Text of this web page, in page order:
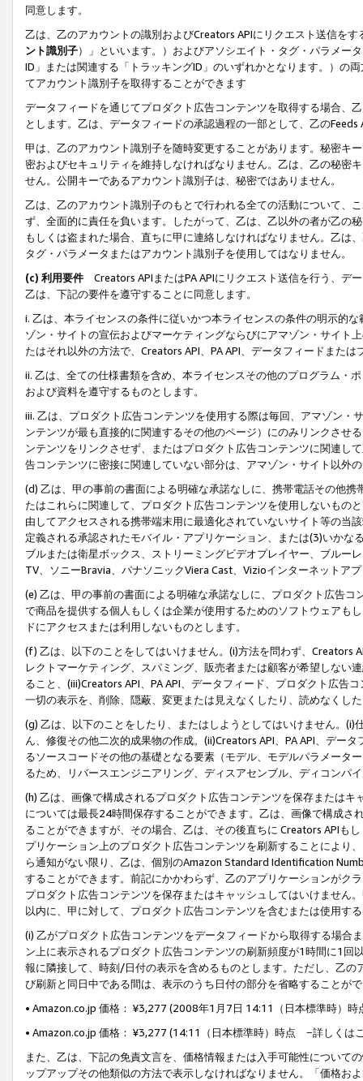
同意します。
乙は、乙のアカウントの識別およびCreators APIにリクエスト送信を
ント識別子）」といいます。）およびアソシエイト・タグ・パラメー
ID」または関連する「トラッキングID」のいずれかとなります。）の
てアカウント識別子を取得することができます
データフィードを通じてプロダクト広告コンテンツを取得する場合、
とします。乙は、データフィードの承認過程の一部として、乙の
甲は、乙のアカウント識別子を随時変更することがあります。秘密キ
密およびセキュリティを維持しなければなりません。乙は、乙の秘密
せん。公開キーであるアカウント識別子は、秘密ではありません。
乙は、乙のアカウント識別子のもとで行われる全ての活動について、
ず、全面的に責任を負います。したがって、乙は、乙以外の者が乙の
もしくは盗まれた場合、直ちに甲に連絡しなければなりません。乙は
タグ・パラメータまたはアカウント識別子を使用してはなりません。
(c) 利用要件 Creators APIまたはPA APIにリクエスト送信を行う、デ
乙は、下記の要件を遵守することに同意します。
i. 乙は、本ライセンスの条件に従いかつ本ライセンスの条件の明示的
ゾン・サイトの宣伝およびマーケティングならびにアマゾン・サイト
たはそれ以外の方法で、Creators API、PA API、データフィードまた
ii. 乙は、全ての仕様書類を含め、本ライセンスその他のプログラム・
および資料を遵守するものとします。
iii. 乙は、プロダクト広告コンテンツを使用する際は毎回、アマゾン
ンテンツが最も直接的に関連するその他のページ）にのみリンクさせ
ンテンツをリンクさせず、またはプロダクト広告コンテンツに関連し
告コンテンツに密接に関連していない部分は、アマゾン・サイト以外
(d) 乙は、甲の事前の書面による明確な承諾なしに、携帯電話その他
たはこれらに関連して、プロダクト広告コンテンツを使用しないもの
由してアクセスされる携帯端末用に最適化されていないサイト等の当
定義される承認されたモバイル・アプリケーション、または(3)いか
ブルまたは衛星ボックス、ストリーミングビデオプレイヤー、ブルー
TV、ソニーBravia、パナソニックViera Cast、Vizioインターネットア
(e) 乙は、甲の事前の書面による明確な承諾なしに、プロダクト広告
で商品を提供する個人もしくは企業が使用するためのソフトウェアも
ドにアクセスまたは利用しないものとします。
(f) 乙は、以下のことをしてはいけません。(i)方法を問わず、Creators
レクトマーケティング、スパミング、販売者または顧客が希望しない
ること、(iii)Creators API、PA API、データフィード、プロダクト広告
一切の表示を、削除、隠蔽、変更または見えなくしたり、読めなくし
(g) 乙は、以下のことをしたり、またはしようとしてはいけません。
ん、修復その他二次的成果物の作成。(ii)Creators API、PA API、デー
るソースコードその他の基礎となる要素（モデル、モデルパラメータ
るため、リバースエンジニアリング、ディスアセンブル、ディコンパ
(h) 乙は、画像で構成されるプロダクト広告コンテンツを保存または
については最長24時間保存することができます。乙は、画像で構成
ることができますが、その場合、乙は、その後直ちに Creators APIも
プリケーション上のプロダクト広告コンテンツを刷新することにより
ら通知がない限り、乙は、個別のAmazon Standard Identification
することができます。前記にかかわらず、乙のアプリケーションがク
プロダクト広告コンテンツを保存またはキャッシュしてはいけません
以内に、甲に対して、プロダクト広告コンテンツを含むまたは使用す
(i) 乙がプロダクト広告コンテンツをデータフィードから取得する場合
ン上に表示されるプロダクト広告コンテンツの刷新頻度が1時間に1
報に隣接して、時刻/日付の表示を含めるものとします。ただし、乙
び刷新と同日中である間は、表示のうち日付の部分を省略することが
• Amazon.co.jp 価格： ¥3,277 (2008年1月7日 14:11（日本標準時）
• Amazon.co.jp 価格： ¥3,277 (14:11（日本標準時）時点 −詳しくは
また、乙は、下記の免責文言を、価格情報または入手可能性について
ップアップその他類似の方法で表示しなければなりません。「価格